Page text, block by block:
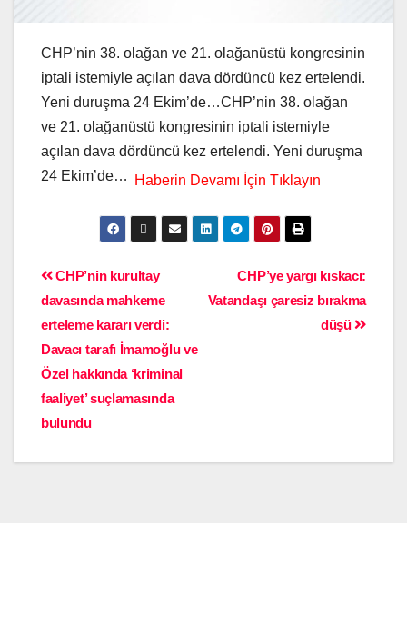
CHP’nin 38. olağan ve 21. olağanüstü kongresinin
iptali istemiyle açılan dava dördüncü kez ertelendi.
Yeni duruşma 24 Ekim’de…CHP’nin 38. olağan
ve 21. olağanüstü kongresinin iptali istemiyle
açılan dava dördüncü kez ertelendi. Yeni duruşma
24 Ekim’de…
CHP’ye yargı kıskacı:
Vatandaşı çaresiz bırakma
düşü
CHP’nin kurultay
davasında mahkeme
erteleme kararı verdi:
Davacı tarafı İmamoğlu ve
Özel hakkında ‘kriminal
faaliyet’ suçlamasında
bulundu